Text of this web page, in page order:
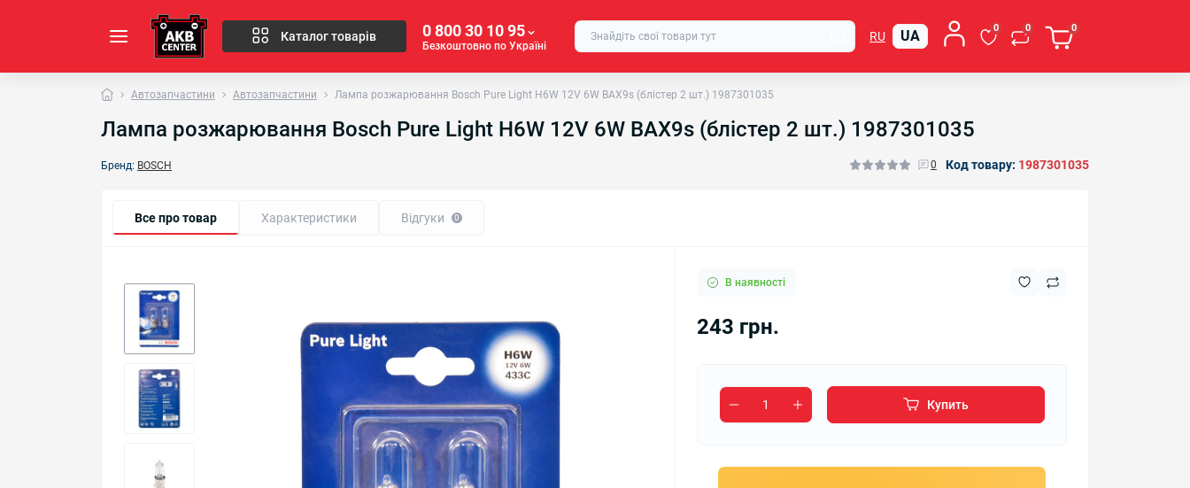
Каталог товарів 0 800 30 10 95
Безкоштовно по Україні
RU UA 0 0 0
Автозапчастини Автозапчастини Лампа розжарювання Bosch Pure Light H6W 12V 6W BAX9s (блістер 2 шт.) 1987301035
Лампа розжарювання Bosch Pure Light H6W 12V 6W BAX9s (блістер 2 шт.) 1987301035
Бренд: BOSCH 0 Код товару: 1987301035
Все про товар Характеристики Відгуки 0
В наявності
243 грн.
Купить